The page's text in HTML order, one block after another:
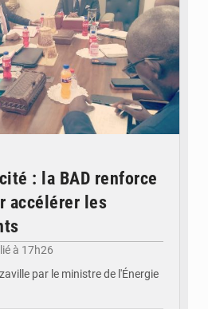
: la BAD renforce
accélérer les
à 17h26
par le ministre de l'Énergie